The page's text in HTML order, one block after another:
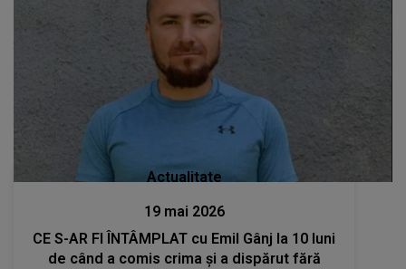
Actualitate
19 mai 2026
CE S-AR FI ÎNTÂMPLAT cu Emil Gânj la 10 luni
de când a comis crima și a dispărut fără